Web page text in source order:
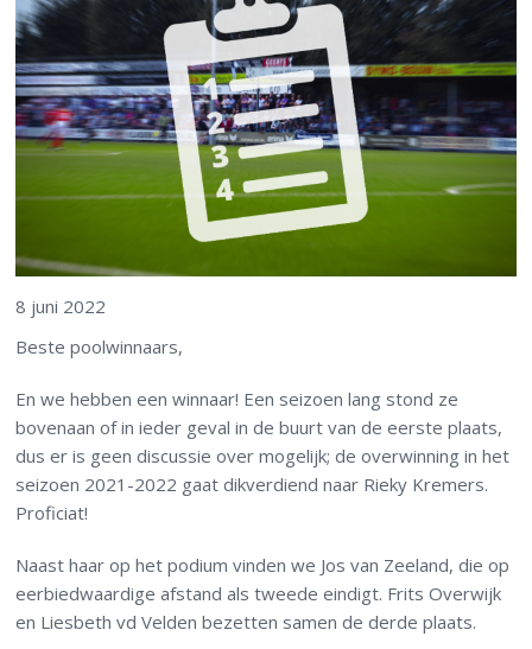
8 juni 2022
Beste poolwinnaars,
En we hebben een winnaar! Een seizoen lang stond ze
bovenaan of in ieder geval in de buurt van de eerste plaats,
dus er is geen discussie over mogelijk; de overwinning in het
seizoen 2021-2022 gaat dikverdiend naar Rieky Kremers.
Proficiat!
Naast haar op het podium vinden we Jos van Zeeland, die op
eerbiedwaardige afstand als tweede eindigt. Frits Overwijk
en Liesbeth vd Velden bezetten samen de derde plaats.